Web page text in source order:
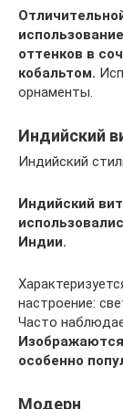
оттенков в
кобальтом.
орнаменты.
Индийский
Индийский
Индийский
Индии.
настроение:
Часто
особенно
Модерн